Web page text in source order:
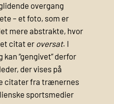
overgang
– et foto, som er
mere abstrakte, hvor
citat eroversat. I
“gengivet” derfor
der vises på
citater fra trænernes
sportsmedier